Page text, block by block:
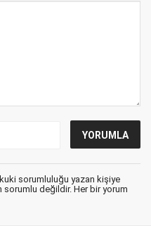
sorumluluğu yazan kişiye
sorumlu değildir. Her bir yorum